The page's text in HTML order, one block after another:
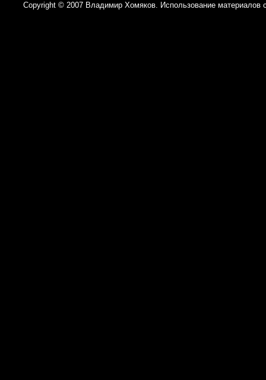
Copyright © 2007 Владимир Хомяков. Использование материалов